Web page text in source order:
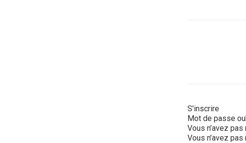
S'inscrire
Mot de passe
Vous n’avez
Vous n’avez